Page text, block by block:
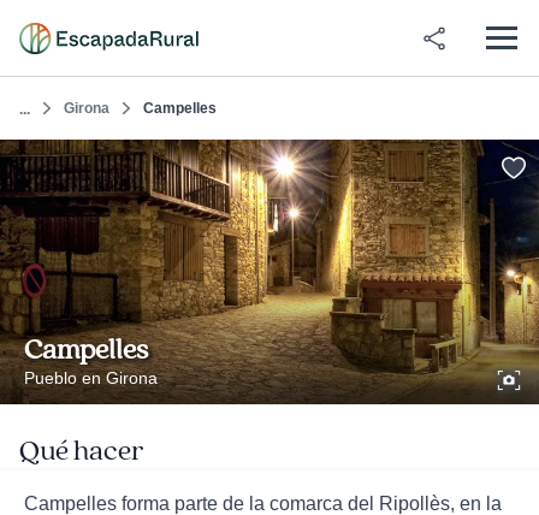
... Girona Campelles
Campelles
Pueblo en Girona
Qué hacer
Campelles forma parte de la comarca del Ripollès, en la